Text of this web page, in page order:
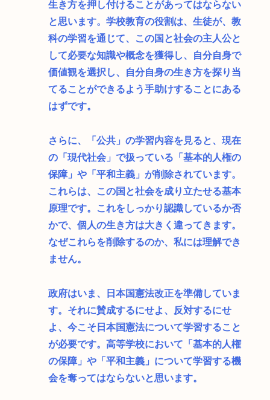
生き方を押し付けることがあってはならない
と思います。学校教育の役割は、生徒が、教
科の学習を通じて、この国と社会の主人公と
して必要な知識や概念を獲得し、自分自身で
価値観を選択し、自分自身の生き方を探り当
てることができるよう手助けすることにある
はずです。
さらに、「公共」の学習内容を見ると、現在
の「現代社会」で扱っている「基本的人権の
保障」や「平和主義」が削除されています。
これらは、この国と社会を成り立たせる基本
原理です。これをしっかり認識しているか否
かで、個人の生き方は大きく違ってきます。
なぜこれらを削除するのか、私には理解でき
ません。
政府はいま、日本国憲法改正を準備していま
す。それに賛成するにせよ、反対するにせ
よ、今こそ日本国憲法について学習すること
が必要です。高等学校において「基本的人権
の保障」や「平和主義」について学習する機
会を奪ってはならないと思います。